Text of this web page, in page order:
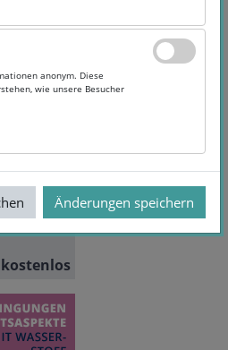
kostenlos
anonym. Diese
wie unsere Besucher
Änderungen speichern
anonym. Diese
wie unsere Besucher
Änderungen speichern